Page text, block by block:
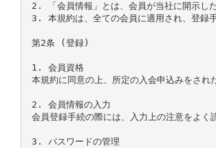
2. 「会員情報」とは、会員が当社に開示し
3. 本規約は、全ての会員に適用され、登録
第2条 (登録)
1. 会員資格
本規約に同意の上、所定の入会申込みをさ
2. 会員情報の入力
会員登録手続の際には、入力上の注意をよ
3. パスワードの管理